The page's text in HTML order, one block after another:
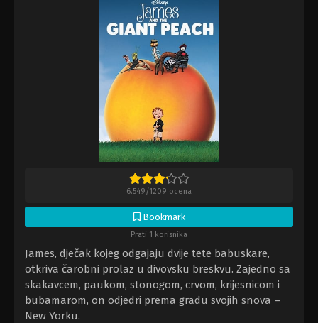
6.549/1209 ocena
Bookmark
Prati 1 korisnika
James, dječak kojeg odgajaju dvije tete babuskare,
otkriva čarobni prolaz u divovsku breskvu. Zajedno sa
skakavcem, paukom, stonogom, crvom, krijesnicom i
bubamarom, on odjedri prema gradu svojih snova –
New Yorku.